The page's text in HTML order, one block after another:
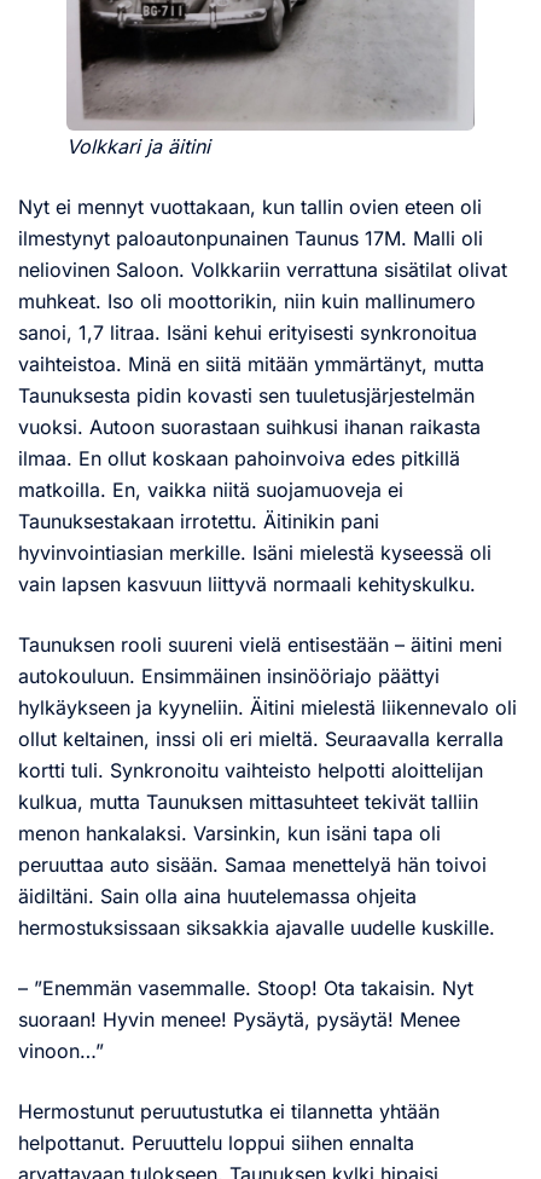
Volkkari ja äitini
Nyt ei mennyt vuottakaan, kun tallin ovien eteen oli
ilmestynyt paloautonpunainen Taunus 17M. Malli oli
neliovinen Saloon. Volkkariin verrattuna sisätilat olivat
muhkeat. Iso oli moottorikin, niin kuin mallinumero
sanoi, 1,7 litraa. Isäni kehui erityisesti synkronoitua
vaihteistoa. Minä en siitä mitään ymmärtänyt, mutta
Taunuksesta pidin kovasti sen tuuletusjärjestelmän
vuoksi. Autoon suorastaan suihkusi ihanan raikasta
ilmaa. En ollut koskaan pahoinvoiva edes pitkillä
matkoilla. En, vaikka niitä suojamuoveja ei
Taunuksestakaan irrotettu. Äitinikin pani
hyvinvointiasian merkille. Isäni mielestä kyseessä oli
vain lapsen kasvuun liittyvä normaali kehityskulku.
Taunuksen rooli suureni vielä entisestään – äitini meni
autokouluun. Ensimmäinen insinööriajo päättyi
hylkäykseen ja kyyneliin. Äitini mielestä liikennevalo oli
ollut keltainen, inssi oli eri mieltä. Seuraavalla kerralla
kortti tuli. Synkronoitu vaihteisto helpotti aloittelijan
kulkua, mutta Taunuksen mittasuhteet tekivät talliin
menon hankalaksi. Varsinkin, kun isäni tapa oli
peruuttaa auto sisään. Samaa menettelyä hän toivoi
äidiltäni. Sain olla aina huutelemassa ohjeita
hermostuksissaan siksakkia ajavalle uudelle kuskille.
– ”Enemmän vasemmalle. Stoop! Ota takaisin. Nyt
suoraan! Hyvin menee! Pysäytä, pysäytä! Menee
vinoon…”
Hermostunut peruutustutka ei tilannetta yhtään
helpottanut. Peruuttelu loppui siihen ennalta